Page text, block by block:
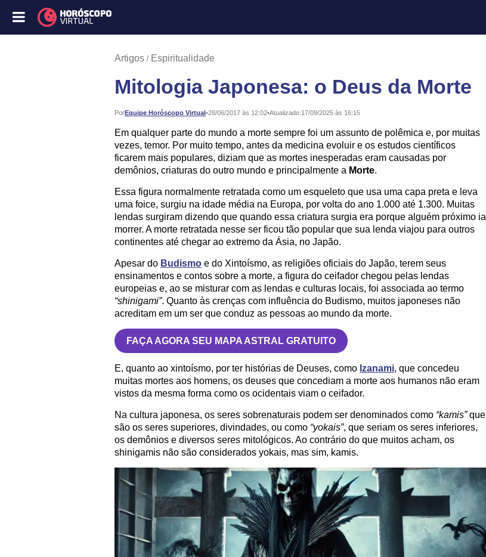
Artigos Espiritualidade
Mitologia Japonesa: o Deus da Morte
PorEquipe Horóscopo Virtual•
Publicado: 28/06/2017 às 12:02•Atualizado:17/09/2025 às 16:15
Em qualquer parte do mundo a morte sempre foi um assunto de polêmica e, por muitas
vezes, temor. Por muito tempo, antes da medicina evoluir e os estudos científicos
ficarem mais populares, diziam que as mortes inesperadas eram causadas por
demônios, criaturas do outro mundo e principalmente a Morte.
Essa figura normalmente retratada como um esqueleto que usa uma capa preta e leva
uma foice, surgiu na idade média na Europa, por volta do ano 1.000 até 1.300. Muitas
lendas surgiram dizendo que quando essa criatura surgia era porque alguém próximo ia
morrer. A morte retratada nesse ser ficou tão popular que sua lenda viajou para outros
continentes até chegar ao extremo da Ásia, no Japão.
Apesar do Budismo e do Xintoísmo, as religiões oficiais do Japão, terem seus
ensinamentos e contos sobre a morte, a figura do ceifador chegou pelas lendas
europeias e, ao se misturar com as lendas e culturas locais, foi associada ao termo
“shinigami”. Quanto às crenças com influência do Budismo, muitos japoneses não
acreditam em um ser que conduz as pessoas ao mundo da morte.
FAÇA AGORA SEU MAPA ASTRAL GRATUITO
E, quanto ao xintoísmo, por ter histórias de Deuses, como Izanami, que concedeu
muitas mortes aos homens, os deuses que concediam a morte aos humanos não eram
vistos da mesma forma como os ocidentais viam o ceifador.
Na cultura japonesa, os seres sobrenaturais podem ser denominados como “kamis”que
são os seres superiores, divindades, ou como “yokais”, que seriam os seres inferiores,
os demônios e diversos seres mitológicos. Ao contrário do que muitos acham, os
shinigamis não são considerados yokais, mas sim, kamis.